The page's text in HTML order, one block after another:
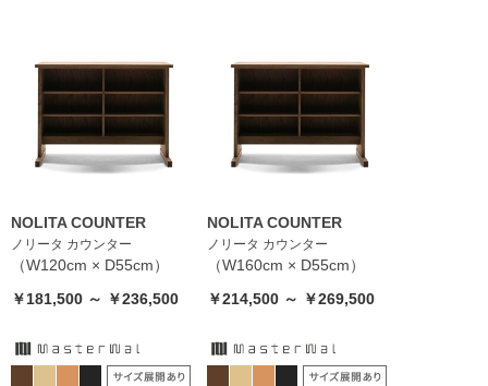
NOLITA COUNTER
ノリータ カウンター
（W120cm × D55cm）
￥181,500 ～ ￥236,500
NOLITA COUNTER
ノリータ カウンター
（W160cm × D55cm）
￥214,500 ～ ￥269,500